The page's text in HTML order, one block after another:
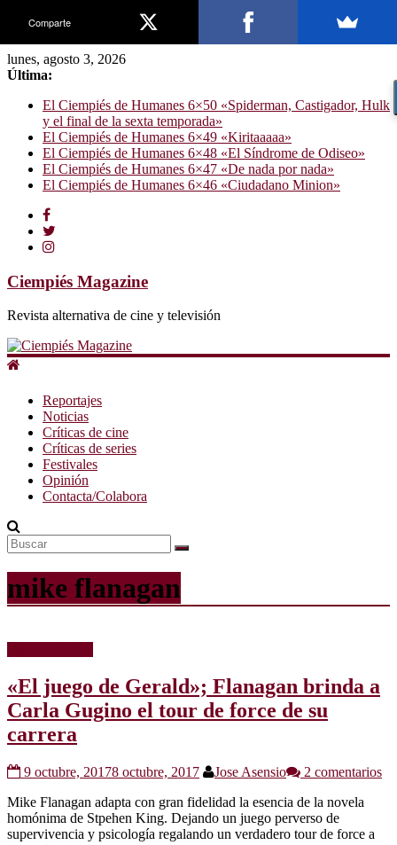
lunes, agosto 3, 2026
Última:
El Ciempiés de Humanes 6×50 «Spiderman, Castigador, Hulk
y el final de la sexta temporada»
El Ciempiés de Humanes 6×49 «Kiritaaaaa»
El Ciempiés de Humanes 6×48 «El Síndrome de Odiseo»
El Ciempiés de Humanes 6×47 «De nada por nada»
El Ciempiés de Humanes 6×46 «Ciudadano Minion»
Ciempiés Magazine
Revista alternativa de cine y televisión
Reportajes
Noticias
Críticas de cine
Críticas de series
Festivales
Opinión
Contacta/Colabora
mike flanagan
«El juego de Gerald»; Flanagan brinda a
Carla Gugino el tour de force de su
carrera
9 octubre, 20178 octubre, 2017 Jose Asensio
2 comentarios
Mike Flanagan adapta con gran fidelidad la esencia de la novela
homónima de Stpehen King. Dejando un juego perverso de
supervivencia y psicología regalando un verdadero tour de force a
Comparte